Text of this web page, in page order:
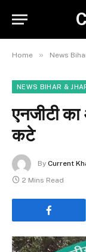
Home » News
NEWS BIHAR &
एनजीटी
कटे
By Current
2 Mins Read